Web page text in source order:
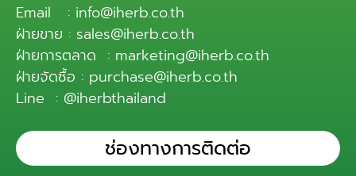
Email : info@iherb.co.th
ฝ่ายขาย : sales@iherb.co.th
ฝ่ายการตลาด : marketing@iherb.co.th
ฝ่ายจัดซื้อ : purchase@iherb.co.th
Line : @iherbthailand
ช่องทางการติดต่อ